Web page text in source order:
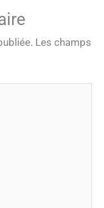
Les champs